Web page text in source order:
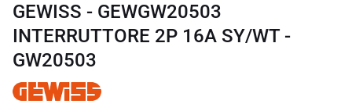
GEWISS - GEWGW20503
INTERRUTTORE 2P 16A SY/WT -
GW20503